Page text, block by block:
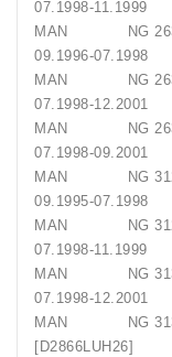
07.1998-
MAN NG
09.1996-
MAN NG
07.1998-
MAN NG
07.1998-
MAN NG
09.1995-
MAN NG
07.1998-
MAN NG
07.1998-
MAN NG